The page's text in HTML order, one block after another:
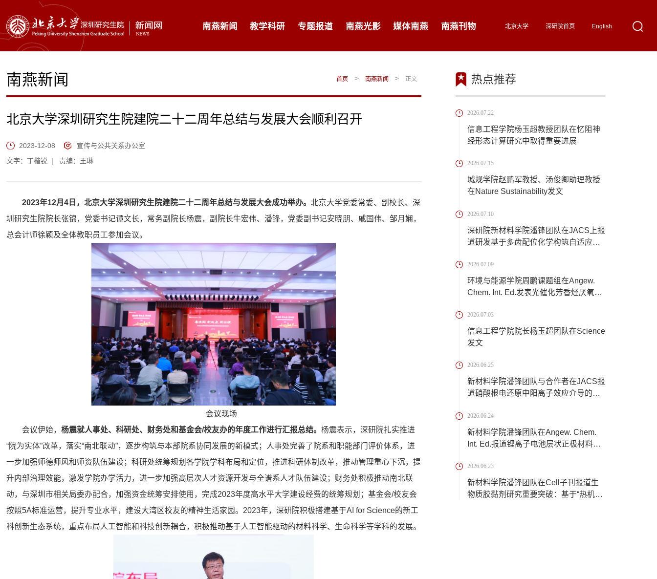
南燕新闻 教学科研 专题报道 南燕光影 媒体南燕 南燕刊物 北京大学 深研院首页 English
南燕新闻 首页 > 南燕新闻 > 正文
北京大学深圳研究生院建院二十二周年总结与发展大会顺利召开
2023-12-08
宣传与公共关系办公室
文字：丁楷锐 |责编：王琳
2023年12月4日，北京大学深圳研究生院建院二十二周年总结与发展大会成功举办。 北京大学党委常委、副校长、深
圳研究生院院长张锦，党委书记谭文长，常务副院长杨震，副院长牛宏伟、潘锋，党委副书记安晓朋、戚国伟、邹月娴，
总会计师徐颖及全体教职员工参加会议。
会议现场
会议伊始， 杨震就人事处、 科研处、财务处和基金会/校友办的年度工作进行汇报总结。 杨震表示，深研院扎实推进
“院为实体”改革，落实“南北联动”，逐步构筑与本部院系协同发展的新模式；人事处完善了院系和职能部门评价体系，进
一步加强师德师风和师资队伍建设；科研处统筹规划各学院学科布局和定位，推进科研体制改革，推动管理重心下沉，提
升内部治理效能，激发学院办学活力，进一步加强高层次人才资源开发与全谱系人才队伍建设；财务处积极推动南北联
动，与深圳市相关局委办配合，加强资金统筹安排使用，完成2023年度高水平大学建设经费的统筹规划；基金会/校友会
按照5A标准运营，提升专业水平，建设⼤湾区校友的精神⽣活家园。2023年，深研院积极搭建基于AI for Science的新工
科创新生态系统，重点布局人工智能和科技创新耦合，积极推动基于人工智能驱动的材料科学、生命科学等学科的发展。
热点推荐
2026.07.22
信息工程学院杨玉超教授团队在忆阻神
经形态计算研究中取得重要进展
2026.07.15
城规学院赵鹏军教授、汤俊卿助理教授
在Nature Sustainability发文
2026.07.10
深研院新材料学院潘锋团队在JACS上报
道研发基于多齿配位化学构筑自适应离
2026.07.09
环境与能源学院周鹏课题组在Angew.
Chem. Int. Ed.发表光催化芳香烃厌氧转
2026.07.03
信息工程学院院长杨玉超团队在Science
发文
2026.06.25
新材料学院潘锋团队与合作者在JACS报
道硝酸根电还原中阳离子效应介导的催
2026.06.24
新材料学院潘锋团队在Angew. Chem.
Int. Ed.报道锂离子电池层状正极材料脱
2026.06.23
新材料学院潘锋团队在Cell子刊报道生
物质胶黏剂研究重要突破：基于“热机械